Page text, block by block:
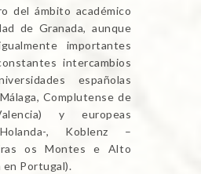
del ámbito académico
de Granada, aunque
importantes
intercambios
españolas
Complutense de
y europeas
, Koblenz –
os Montes e Alto
en Portugal).